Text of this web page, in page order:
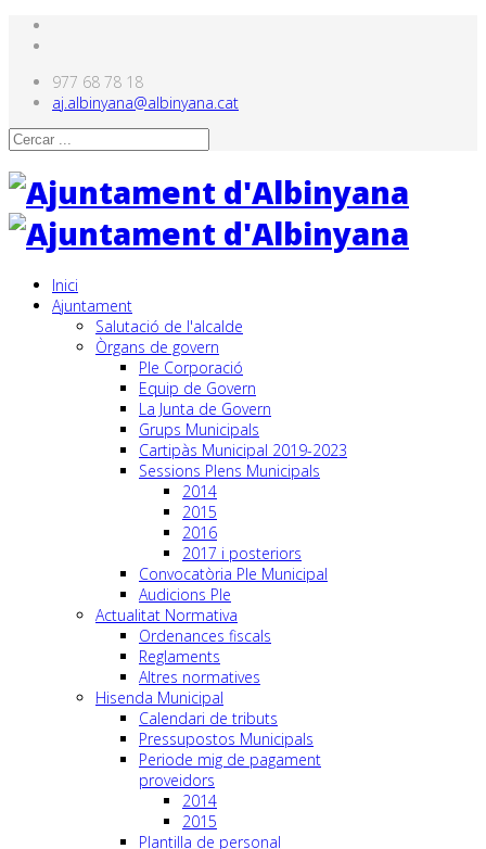
977 68 78 18
aj.albinyana@albinyana.cat
Inici
Ajuntament
Salutació de l'alcalde
Òrgans de govern
Ple Corporació
Equip de Govern
La Junta de Govern
Grups Municipals
Cartipàs Municipal 2019-2023
Sessions Plens Municipals
2014
2015
2016
2017 i posteriors
Convocatòria Ple Municipal
Audicions Ple
Actualitat Normativa
Ordenances fiscals
Reglaments
Altres normatives
Hisenda Municipal
Calendari de tributs
Pressupostos Municipals
Periode mig de pagament
proveidors
2014
2015
Plantilla de personal